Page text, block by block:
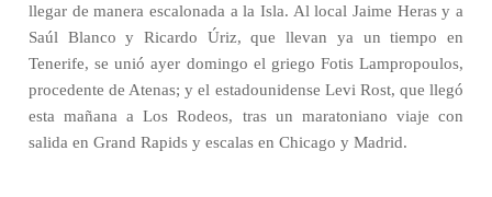
llegar de manera escalonada a la Isla. Al local Jaime Heras y a
Saúl Blanco y Ricardo Úriz, que llevan ya un tiempo en
Tenerife, se unió ayer domingo el griego Fotis Lampropoulos,
procedente de Atenas; y el estadounidense Levi Rost, que llegó
esta mañana a Los Rodeos, tras un maratoniano viaje con
salida en Grand Rapids y escalas en Chicago y Madrid.